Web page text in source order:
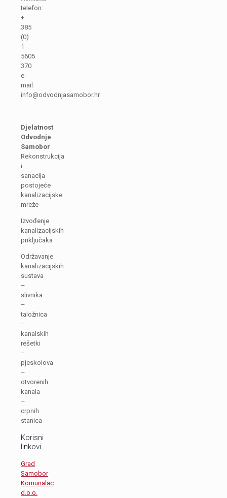
telefon:
+
385
(0)
1
5605
370
e-
mail:
info@odvodnjasamobor.hr
Djelatnost
Odvodnje
Samobor
Rekonstrukcija
i
sanacija
postojeće
kanalizacijske
mreže
Izvođenje
kanalizacijskih
priključaka
Održavanje
kanalizacijskih
sustava
–
slivnika
–
taložnica
–
kanalskih
rešetki
–
pjeskolova
–
otvorenih
kanala
–
crpnih
stanica
Korisni
linkovi
Grad
Samobor
Komunalac
d.o.o.